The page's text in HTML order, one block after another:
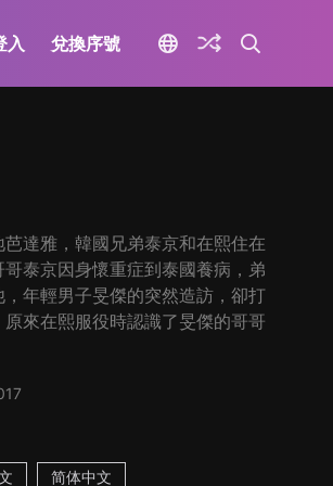
入 兌換序號
達雅，韓國兄弟泰京和在熙住在
泰京因身懷重症到泰國養病，弟
年輕男子旻傑的突然造訪，卻打
來在熙服役時認識了旻傑的哥哥
简体中文